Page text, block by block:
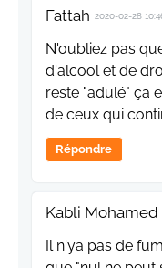
Fattah 2020-02-28
N'oubliez pas
d'alcool et de
reste "adulé" ça
de ceux qui
Répondre
Kabli Mohamed
Il n'ya pas de